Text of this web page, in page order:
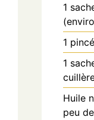
1
1
1
Huile
peu